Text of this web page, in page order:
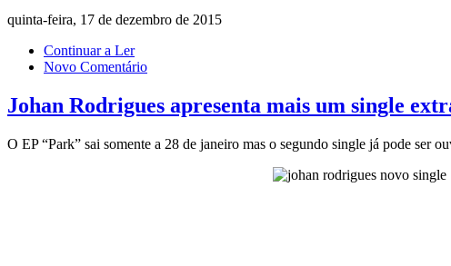
quinta-feira, 17 de dezembro de 2015
Continuar a Ler
Novo Comentário
Johan Rodrigues apresenta mais um single
O EP “Park” sai somente a 28 de janeiro mas o segundo single já pode ser